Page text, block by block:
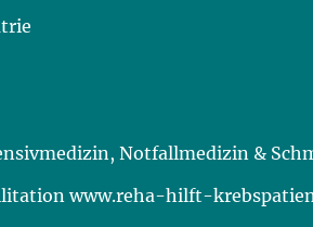
Notfallmedizin &
www.reha-hilft-